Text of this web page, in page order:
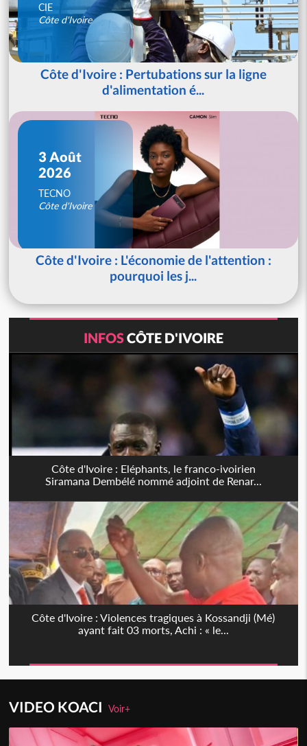
CIE
Côte d'Ivoire
Côte d'Ivoire : Pertubations sur la ligne
d'alimentation é...
3 Août
2026
TECNO
Côte d'Ivoire
Côte d'Ivoire : L'économie de l'attention :
pourquoi les j...
INFOSCÔTE D'IVOIRE
Côte d'Ivoire : Eléphants, le franco-ivoirien
Siramana Dembélé nommé adjoint de Renar...
Côte d'Ivoire : Violences tragiques à Kossandji (Mé)
ayant fait 03 morts, Achi : « le...
VIDEO KOACIVoir+